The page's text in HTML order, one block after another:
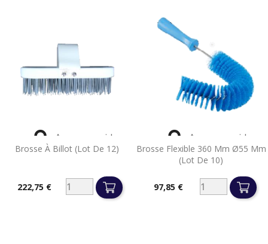
Brosse À Billot (lot De 12)
Prix222,75 €
 Aperçu rapide
Brosse Flexible 360 Mm Ø55 Mm
(lot De 10)
97,85 €
 Aperçu rapide